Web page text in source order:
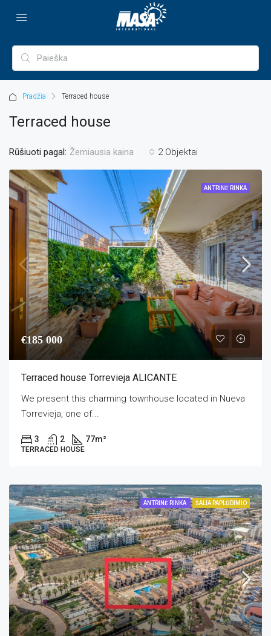
Pradžia Terraced house
Terraced house
2 Objektai
Rūšiuoti pagal: Žemiausia kaina
ANTRINĖ RINKA
€185 000
Terraced house Torrevieja ALICANTE
We present this charming townhouse located in Nueva
Torrevieja, one of...
3 2 77m²
TERRACED HOUSE
ANTRINĖ RINKA ŠALIA PAPLŪDIMIO